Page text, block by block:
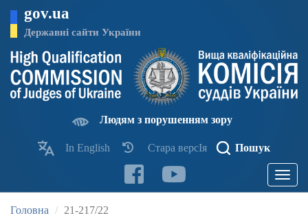
основного
матеріалу
gov.ua
Державні сайти України
Людям з порушенням зору
In English Стара версІя Пошук
Toggle
Головна 21-217/22